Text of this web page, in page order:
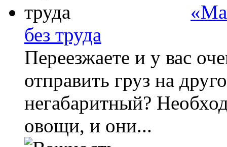
без труда
Переезжаете и у вас
отправить груз на
негабаритный?
овощи, и они...